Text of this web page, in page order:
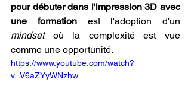
pour débuter dans l'impression 3D avec
une formation
mindset où la complexité est vue
comme une opportunité.
https://www.youtube.com/watch?
v=V6aZYyWNzhw